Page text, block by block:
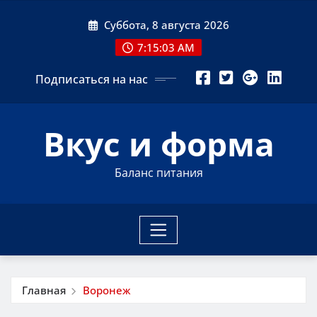
Суббота, 8 августа 2026
7:15:04 AM
Подписаться на нас
Вкус и форма
Баланс питания
Главная Воронеж